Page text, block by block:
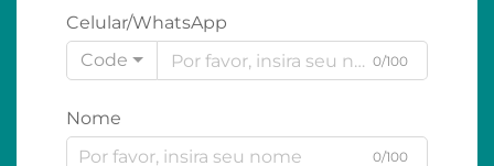
Celular/WhatsApp
Code
0/100
Nome
0/100